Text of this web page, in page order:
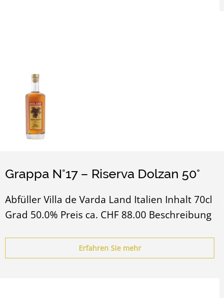
Grappa N°17 – Riserva Dolzan 50°
Abfüller Villa de Varda Land Italien Inhalt 70cl
Grad 50.0% Preis ca. CHF 88.00 Beschreibung
Erfahren Sie mehr